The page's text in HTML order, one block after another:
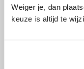
Weiger je, dan
keuze is altijd te
SHOWROOM